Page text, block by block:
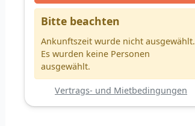
Bitte beachten
Ankunftszeit wurde nicht ausgewählt.
Es wurden keine Personen
ausgewählt.
Vertrags- und Mietbedingungen